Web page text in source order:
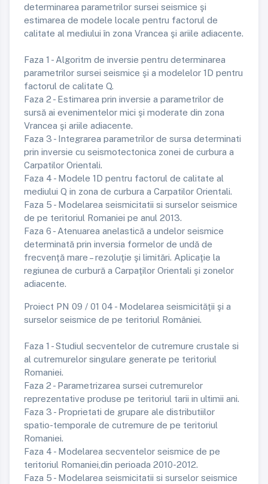
determinarea parametrilor sursei seismice şi
estimarea de modele locale pentru factorul de
calitate al mediului în zona Vrancea şi ariile adiacente.
Faza 1 - Algoritm de inversie pentru determinarea
parametrilor sursei seismice şi a modelelor 1D pentru
factorul de calitate Q.
Faza 2 - Estimarea prin inversie a parametrilor de
sursă ai evenimentelor mici şi moderate din zona
Vrancea şi ariile adiacente.
Faza 3 - Integrarea parametrilor de sursa determinati
prin inversie cu seismotectonica zonei de curbura a
Carpatilor Orientali.
Faza 4 - Modele 1D pentru factorul de calitate al
mediului Q in zona de curbura a Carpatilor Orientali.
Faza 5 - Modelarea seismicitatii si surselor seismice
de pe teritoriul Romaniei pe anul 2013.
Faza 6 - Atenuarea anelastică a undelor seismice
determinată prin inversia formelor de undă de
frecvenţă mare – rezoluţie şi limitări. Aplicaţie la
regiunea de curbură a Carpaţilor Orientali şi zonelor
adiacente.
Proiect PN 09 / 01 04 - Modelarea seismicităţii şi a
surselor seismice de pe teritoriul României.
Faza 1 - Studiul secventelor de cutremure crustale si
al cutremurelor singulare generate pe teritoriul
Romaniei.
Faza 2 - Parametrizarea sursei cutremurelor
reprezentative produse pe teritoriul tarii in ultimii ani.
Faza 3 - Proprietati de grupare ale distributiilor
spatio-temporale de cutremure de pe teritoriul
Romaniei.
Faza 4 - Modelarea secventelor seismice de pe
teritoriul Romaniei,din perioada 2010-2012.
Faza 5 - Modelarea seismicitatii si surselor seismice